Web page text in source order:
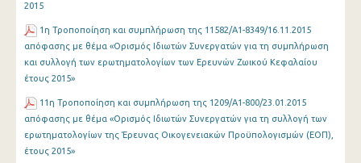
2015
1η Τροποποίηση και συμπλήρωση της 11582/Α1-8349/16.11.2015
απόφασης με θέμα «Ορισμός Ιδιωτών Συνεργατών για τη συμπλήρωση
και συλλογή των ερωτηματολογίων των Ερευνών Ζωικού Κεφαλαίου
έτους 2015»
11η Τροποποίηση και συμπλήρωση της 1209/Α1-800/23.01.2015
απόφασης με θέμα «Ορισμός Ιδιωτών Συνεργατών για τη συλλογή των
ερωτηματολογίων της Έρευνας Οικογενειακών Προϋπολογισμών (ΕΟΠ),
έτους 2015»